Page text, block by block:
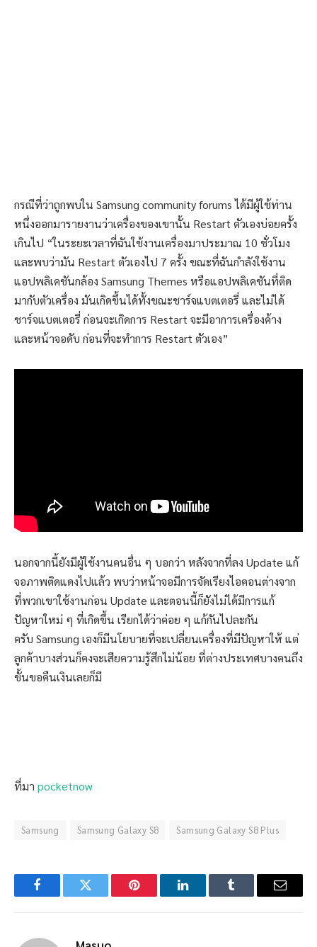
กรณีที่ว่าถูกพบใน Samsung community forums ได้มีผู้ใช้ท่าน
หนึ่งออกมารายงานว่าเครื่องของเขานั้น Restart ตัวเองบ่อยครั้ง
เกินไป “ในระยะเวลาที่ฉันใช้งานเครื่องมาประมาณ 10 ชั่วโมง
และพบว่ามัน Restart ตัวเองไป 7 ครั้ง ขณะที่ฉันกำลังใช้งาน
แอปพลิเคชันกล้อง Samsung Themes หรือแอปพลิเคชันที่ติด
มากับตัวเครื่อง มันเกิดขึ้นได้ทั้งขณะชาร์จแบตเตอรี่ และไม่ได้
ชาร์จแบตเตอรี่ ก่อนจะเกิดการ Restart จะมีอาการเครื่องค้าง
และหน้าจอดับ ก่อนที่จะทำการ Restart ตัวเอง”
นอกจากนี้ยังมีผู้ใช้งานคนอื่น ๆ บอกว่า หลังจากที่ลง Update แก้
จอภาพติดแดงไปแล้ว พบว่าหน้าจอมีการจัดเรียงไอคอนต่างจาก
ที่พวกเขาใช้งานก่อน Update และตอนนี้ก็ยังไม่ได้มีการแก้
ปัญหาใหม่ ๆ ที่เกิดขึ้น เรียกได้ว่าค่อย ๆ แก้กันไปละกัน
ครับ Samsung เองก็มีนโยบายที่จะเปลี่ยนเครื่องที่มีปัญหาให้ แต่
ลูกค้าบางส่วนก็คงจะเสียความรู้สึกไม่น้อย ที่ต่างประเทศบางคนถึง
ขั้นขอคืนเงินเลยก็มี
ที่มา pocketnow
Samsung Samsung Galaxy S8 Samsung Galaxy S8 Plus
FacebookTwitter Pinterest LinkedInTumblr Email